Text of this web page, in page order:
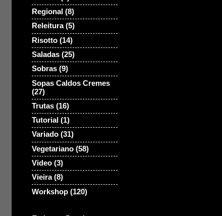
Regional (8)
Releitura (5)
Risotto (14)
Saladas (25)
Sobras (9)
Sopas Caldos Cremes
(27)
Trutas (16)
Tutorial (1)
Variado (31)
Vegetariano (58)
Video (3)
Vieira (8)
Workshop (120)